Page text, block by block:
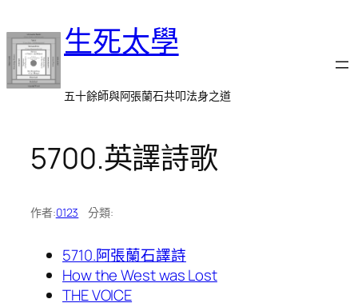
至
主
要
內
生死太學
五十餘師與阿張蘭石共叩法身之道
5700.英譯詩歌
作者:0123 分類:
5710.阿張蘭石譯詩
How the West was Lost
THE VOICE